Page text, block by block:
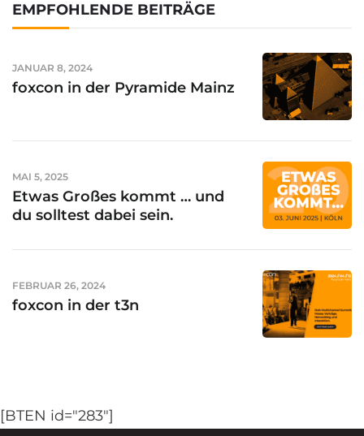
EMPFOHLENDE BEITRÄGE
JANUAR 8, 2024
foxcon in der Pyramide Mainz
MAI 5, 2025
Etwas Großes kommt … und
du solltest dabei sein.
FEBRUAR 26, 2024
foxcon in der t3n
[BTEN id="283"]